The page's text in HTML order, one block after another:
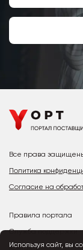
Все права
Политика
Согласие на
Правила портала
Служба поддержки
Контакты
Используя сайт, вы